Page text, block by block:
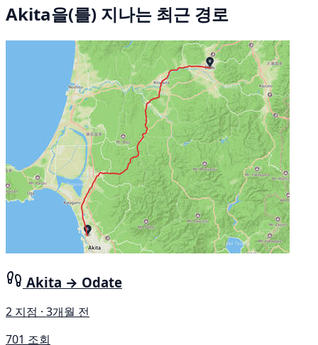
Akita을(를) 지나는 최근 경로
Akita → Odate
2 지점 · 3개월 전
701 조회